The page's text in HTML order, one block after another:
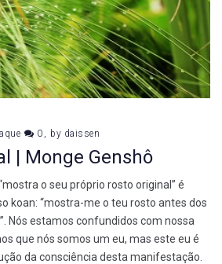
0 by daissen
| Monge Genshô
o seu próprio rosto original” é
koan: “mostra-me o teu rosto antes dos
Nós estamos confundidos com nossa
que nós somos um eu, mas este eu é
da consciência desta manifestação.